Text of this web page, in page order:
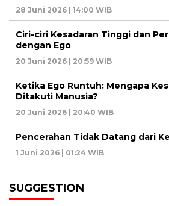
28 Juni 2026 | 14:00 WIB
Ciri-ciri Kesadaran Tinggi dan
dengan Ego
20 Juni 2026 | 20:59 WIB
Ketika Ego Runtuh: Mengapa
Ditakuti Manusia?
20 Juni 2026 | 20:40 WIB
Pencerahan Tidak Datang dari
1 Juni 2026 | 01:24 WIB
SUGGESTION